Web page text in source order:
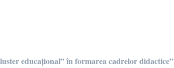
educațional” în formarea cadrelor didactice”